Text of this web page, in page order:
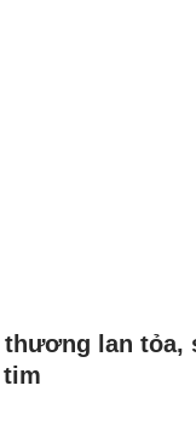
thương lan tỏa,